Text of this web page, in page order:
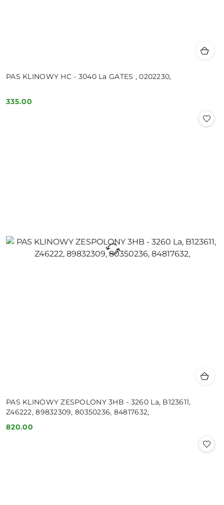
PAS KLINOWY HC - 3040 La GATES , 0202230,
Cena:
335.00
PAS KLINOWY ZESPOLONY 3HB - 3260 La, B123611,
Z46222, 89832309, 80350236, 84817632,
Cena:
820.00